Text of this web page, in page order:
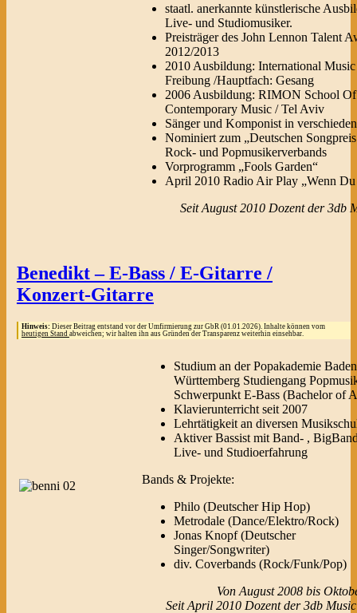
staatl. anerkannte künstlerische
Live- und Studiomusiker.
Preisträger des John Lennon Talent
2012/2013
2010 Ausbildung: International
Freibung /Hauptfach: Gesang
2006 Ausbildung: RIMON School Of
Contemporary Music / Tel Aviv
Sänger und Komponist in
Nominiert zum „Deutschen
Rock- und Popmusikerverbands
Vorprogramm „Fools Garden“
April 2010 Radio Air Play „Wenn Du
Seit August 2010 Dozent der 3db
Benedikt – E-Bass / E-Gitarre /
Konzert-Gitarre
Hinweis: Dieser Beitrag entstand vor der Umfirmierung zur GbR (01.01.2026). Inhalte können vom
heutigen Stand abweichen; wir halten ihn aus Gründen der Transparenz weiterhin einsehbar.
Studium an der Popakademie
Württemberg Studiengang
Schwerpunkt E-Bass (Bachelor of
Klavierunterricht seit 2007
Lehrtätigkeit an diversen
Aktiver Bassist mit Band- ,
Live- und Studioerfahrung
Bands & Projekte:
Philo (Deutscher Hip Hop)
Metrodale (Dance/Elektro/Rock)
Jonas Knopf (Deutscher
Singer/Songwriter)
div. Coverbands (Rock/Funk/Pop)
Von August 2008 bis
Seit April 2010 Dozent der 3db